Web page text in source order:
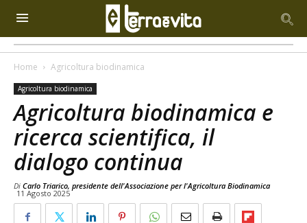
Home Agricoltura biodinamica
Agricoltura biodinamica
Agricoltura biodinamica e
ricerca scientifica, il
dialogo continua
Di Carlo Triarico, presidente dell'Associazione per l'Agricoltura Biodinamica
11 Agosto 2025